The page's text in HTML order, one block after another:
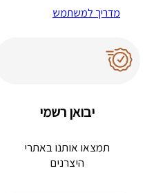
מדריך למשתמש
יבואן רשמי
תמצאו אותנו באתרי
היצרנים